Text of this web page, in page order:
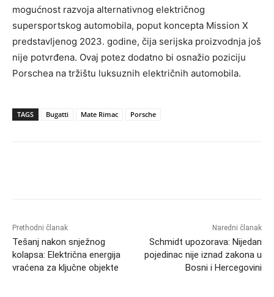
mogućnost razvoja alternativnog električnog
supersportskog automobila, poput koncepta Mission X
predstavljenog 2023. godine, čija serijska proizvodnja još
nije potvrđena. Ovaj potez dodatno bi osnažio poziciju
Porschea na tržištu luksuznih električnih automobila.
TAGS Bugatti Mate Rimac Porsche
Prethodni članak
Tešanj nakon snježnog
kolapsa: Električna energija
vraćena za ključne objekte
Naredni članak
Schmidt upozorava: Nijedan
pojedinac nije iznad zakona u
Bosni i Hercegovini